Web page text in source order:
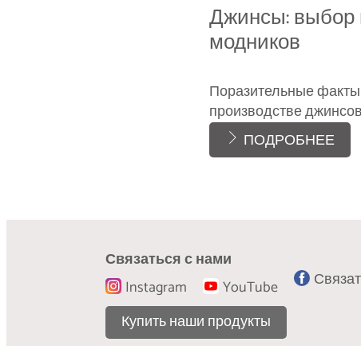
Джинсы: выбор
модников
Поразительные
производстве джинсов
ПОДРОБНЕЕ
Связаться с нами
Instagram
YouTube
Купить наши продукты